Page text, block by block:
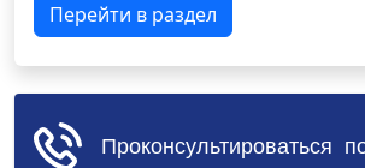
Перейти в раздел